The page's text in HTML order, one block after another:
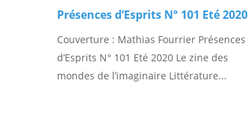
Présences d’Esprits N° 101 Eté 2020
Couverture : Mathias Fourrier Présences
d’Esprits N° 101 Eté 2020 Le zine des
mondes de l’imaginaire Littérature...